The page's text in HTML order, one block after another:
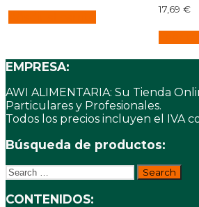
17,69€
EMPRESA:
AWI ALIMENTARIA: Su Tienda
Particulares y Profesionales.
Todos los precios incluyen el IVA
Búsqueda de productos:
Search
for:
CONTENIDOS: